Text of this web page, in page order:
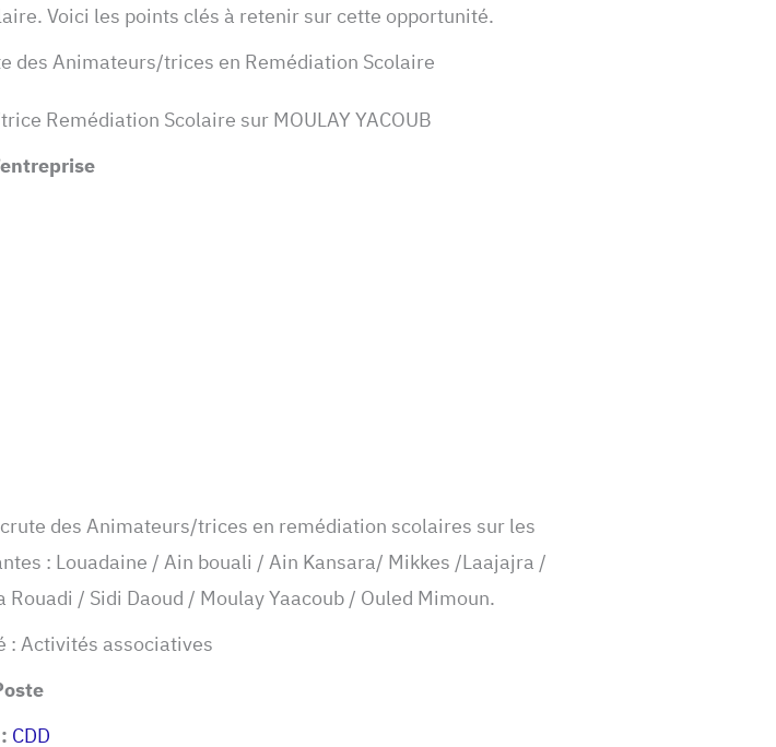
Voici les points clés à retenir sur cette opportunité.
des Animateurs/trices en Remédiation Scolaire
Remédiation Scolaire sur MOULAY YACOUB
des Animateurs/trices en remédiation scolaires sur les
: Louadaine / Ain bouali / Ain Kansara/ Mikkes /Laajajra /
Rouadi / Sidi Daoud / Moulay Yaacoub / Ouled Mimoun.
: Activités associatives
CDD